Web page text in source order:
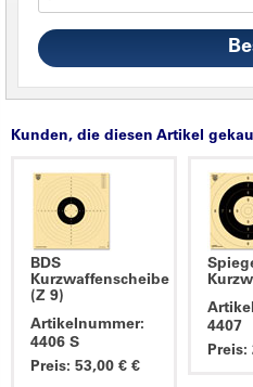
Kunden, die diesen Artikel
BDS
Kurzwaffenscheibe
(Z 9)
Artikelnummer:
4406 S
Preis: 53,00 € €
4407
Preis: